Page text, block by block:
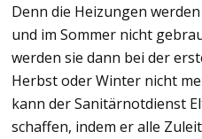
Denn die Heizungen
und im Sommer nicht
werden sie dann bei der
Herbst oder Winter nicht
kann der Sanitärnotdienst
schaffen, indem er alle